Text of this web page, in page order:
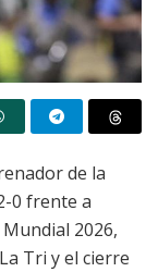
de la
0 frente a
2026,
Tri y el cierre